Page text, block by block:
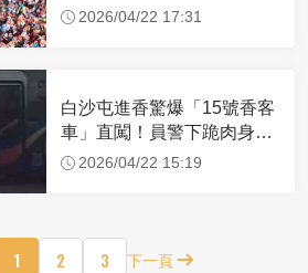
32.1萬創新高
2026/04/22 17:31
白沙屯進香驚爆「15號香客
車」直闖！員警下跪肉身擋
車：讓行人先過
2026/04/22 15:19
1 2 3 下一頁